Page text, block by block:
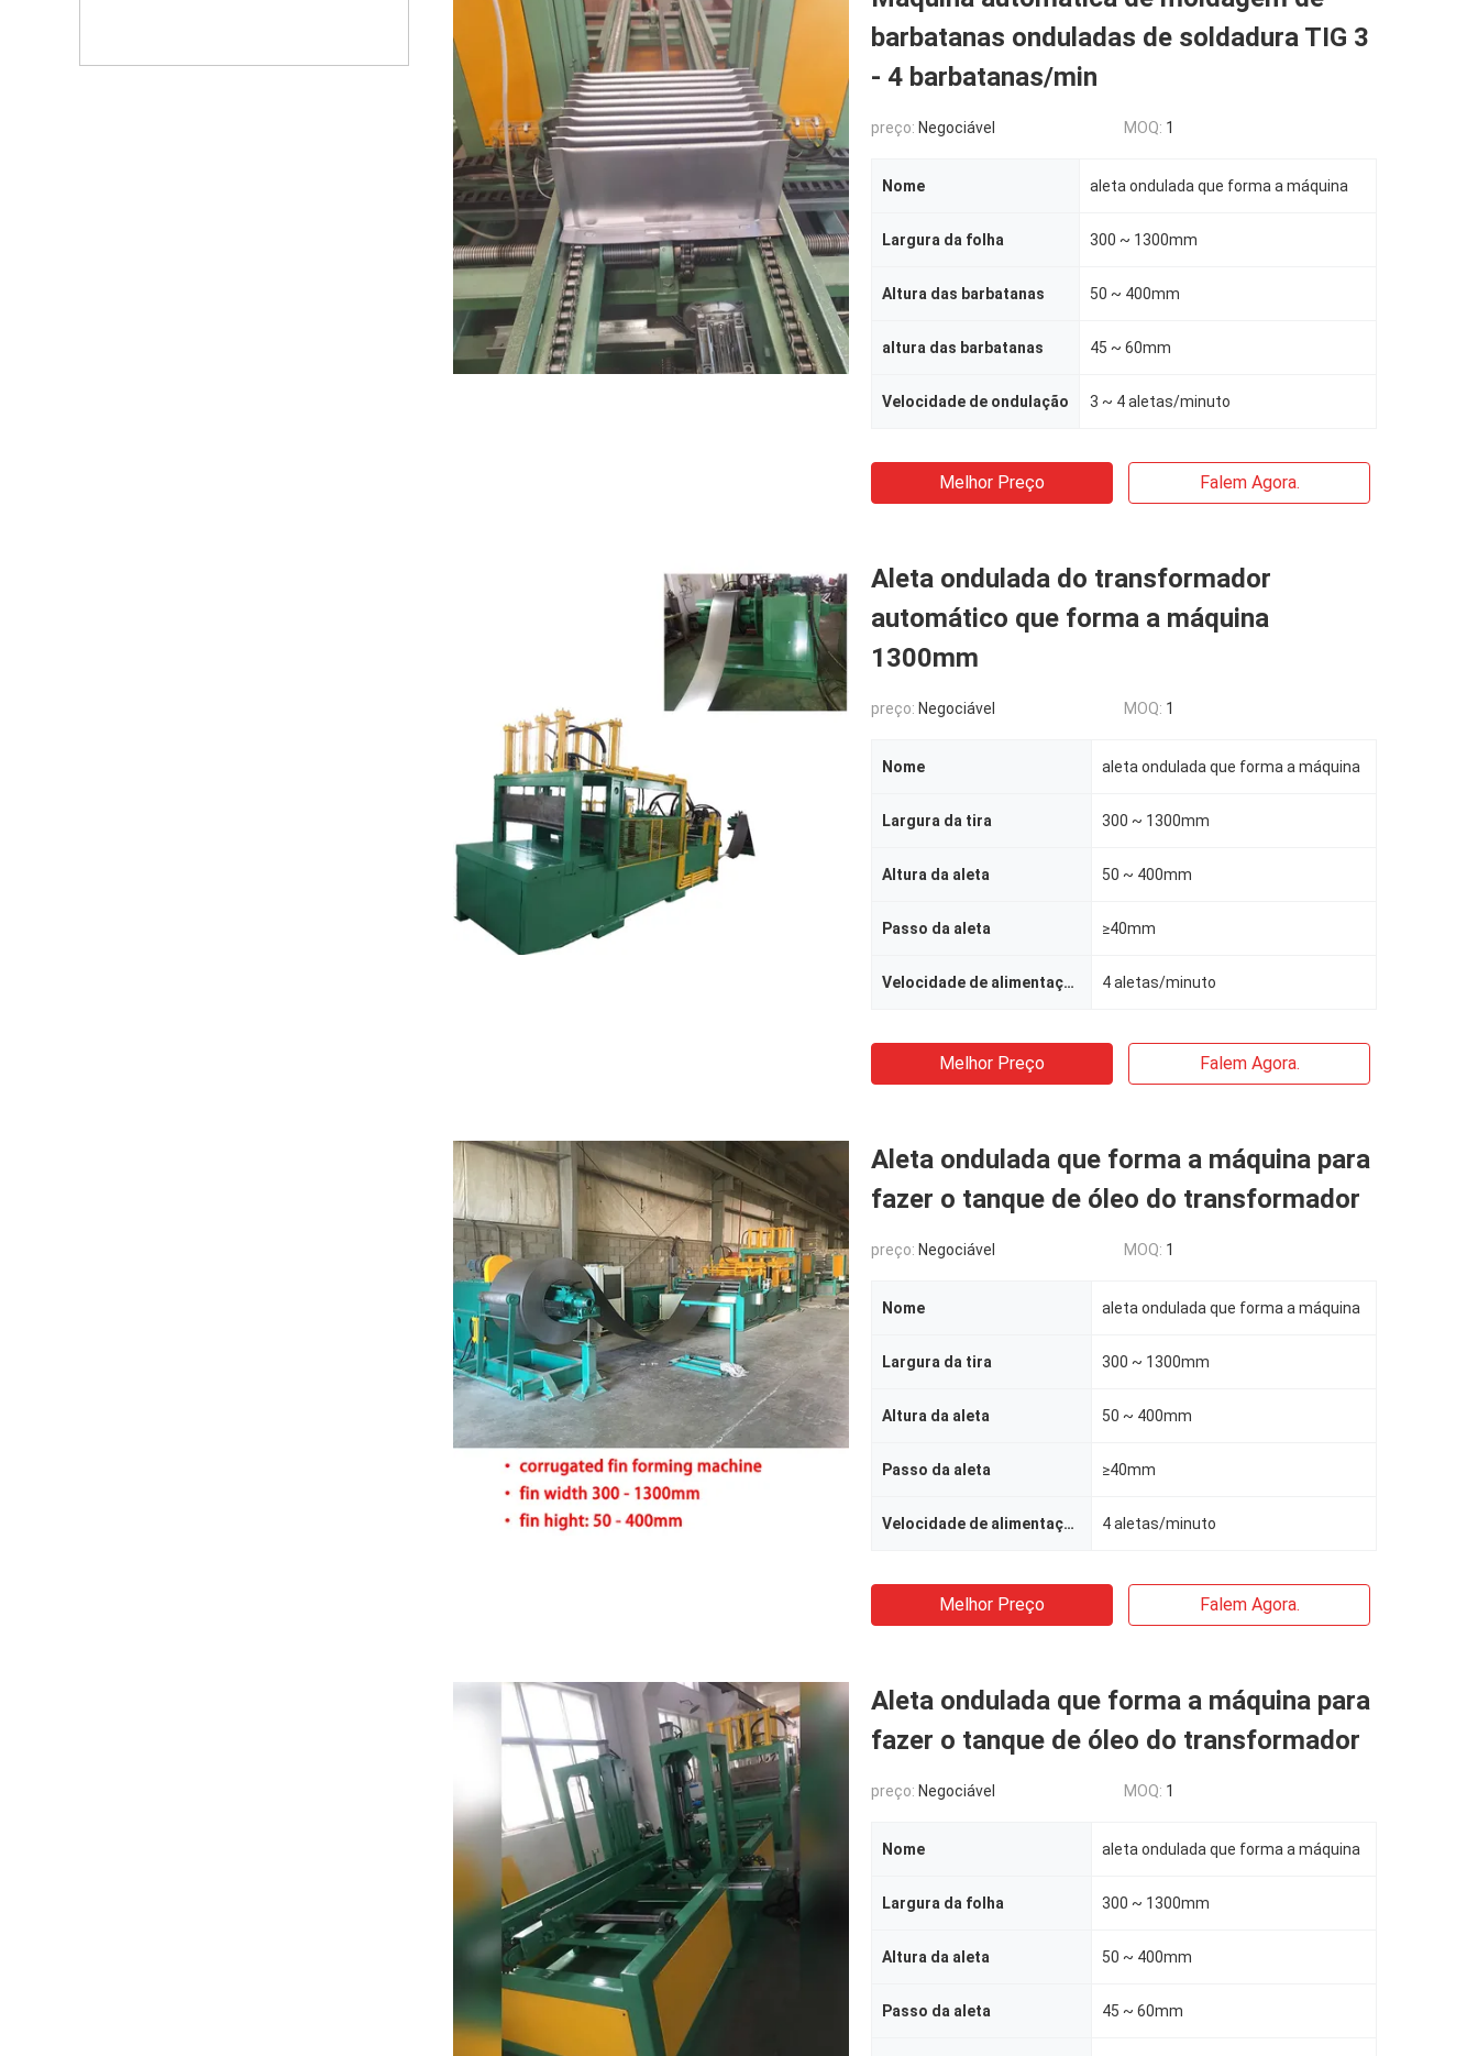
barbatanas onduladas de soldadura TIG 3
- 4 barbatanas/min
preço: Negociável MOQ: 1
Nome aleta ondulada que forma a máquina
Largura da folha 300 ~ 1300mm
Altura das barbatanas 50 ~ 400mm
altura das barbatanas 45 ~ 60mm
Velocidade de ondulação 3 ~ 4 aletas/minuto
Melhor Preço Falem Agora.
Aleta ondulada do transformador
automático que forma a máquina
1300mm
preço: Negociável MOQ: 1
Nome aleta ondulada que forma a máquina
Largura da tira 300 ~ 1300mm
Altura da aleta 50 ~ 400mm
Passo da aleta ≥40mm
Velocidade de alimentação 4 aletas/minuto
Melhor Preço Falem Agora.
Aleta ondulada que forma a máquina para
fazer o tanque de óleo do transformador
preço: Negociável MOQ: 1
Nome aleta ondulada que forma a máquina
Largura da tira 300 ~ 1300mm
Altura da aleta 50 ~ 400mm
Passo da aleta ≥40mm
Velocidade de alimentação 4 aletas/minuto
Melhor Preço Falem Agora.
Aleta ondulada que forma a máquina para
fazer o tanque de óleo do transformador
preço: Negociável MOQ: 1
Nome aleta ondulada que forma a máquina
Largura da folha 300 ~ 1300mm
Altura da aleta 50 ~ 400mm
Passo da aleta 45 ~ 60mm